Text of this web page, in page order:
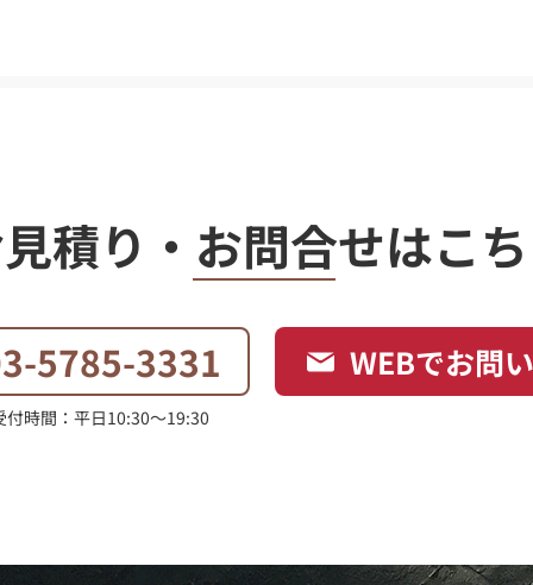
積り・お問合せはこ
5785-3331 WEBでお問
付時間：平日10:30〜19:30